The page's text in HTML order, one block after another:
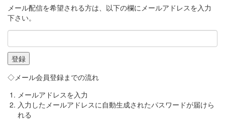
メール配信を希望される方は、以下の欄にメールアドレスを入力
下さい。
◇メール会員登録までの流れ
メールアドレスを入力
入力したメールアドレスに自動生成されたパスワードが届けら
れる